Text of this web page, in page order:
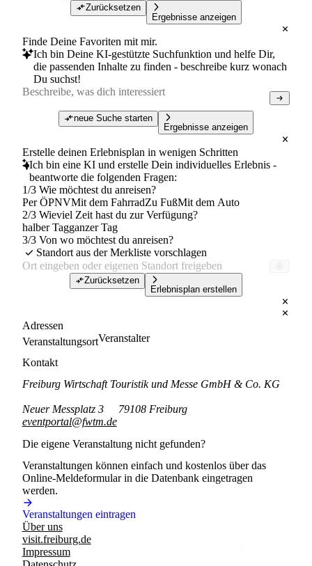
Zurücksetzen
Ergebnisse anzeigen
Finde Deine Favoriten mit mir.
Ich bin Deine KI-gestützte Suchfunktion und helfe Dir,
die passenden Inhalte zu finden - beschreibe kurz wonach
Du suchst!
neue Suche starten
Ergebnisse anzeigen
Erstelle deinen Erlebnisplan in wenigen Schritten
Ich bin eine KI und erstelle Dein individuelles Erlebnis -
beantworte die folgenden Fragen:
1/3 Wie möchtest du anreisen?
Per ÖPNVMit dem FahrradZu FußMit dem Auto
2/3 Wieviel Zeit hast du zur Verfügung?
halber Tagganzer Tag
3/3 Von wo möchtest du anreisen?
Standort aus der Merkliste vorschlagen
Zurücksetzen
Erlebnisplan erstellen
Adressen
VeranstaltungsortVeranstalter
Kontakt
Freiburg Wirtschaft Touristik und Messe GmbH & Co. KG
Neuer Messplatz 3
79108 Freiburg
eventportal@fwtm.de
Die eigene Veranstaltung nicht gefunden?
Veranstaltungen können einfach und kostenlos über das
Online-Meldeformular in die Datenbank eingetragen
werden.
Veranstaltungen eintragen
Über uns
visit.freiburg.de
Impressum